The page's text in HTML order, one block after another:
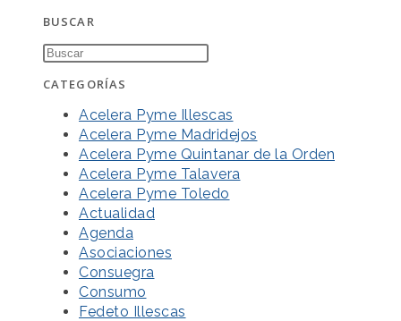
BUSCAR
CATEGORÍAS
Acelera Pyme Illescas
Acelera Pyme Madridejos
Acelera Pyme Quintanar de la Orden
Acelera Pyme Talavera
Acelera Pyme Toledo
Actualidad
Agenda
Asociaciones
Consuegra
Consumo
Fedeto Illescas